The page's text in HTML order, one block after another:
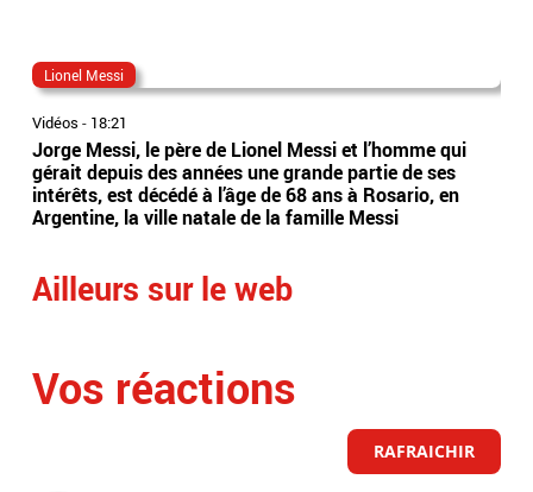
Lionel Messi
Vidéos - 18:21
Jorge Messi, le père de Lionel Messi et l’homme qui
gérait depuis des années une grande partie de ses
intérêts, est décédé à l’âge de 68 ans à Rosario, en
Argentine, la ville natale de la famille Messi
Ailleurs sur le web
Vos réactions
RAFRAICHIR